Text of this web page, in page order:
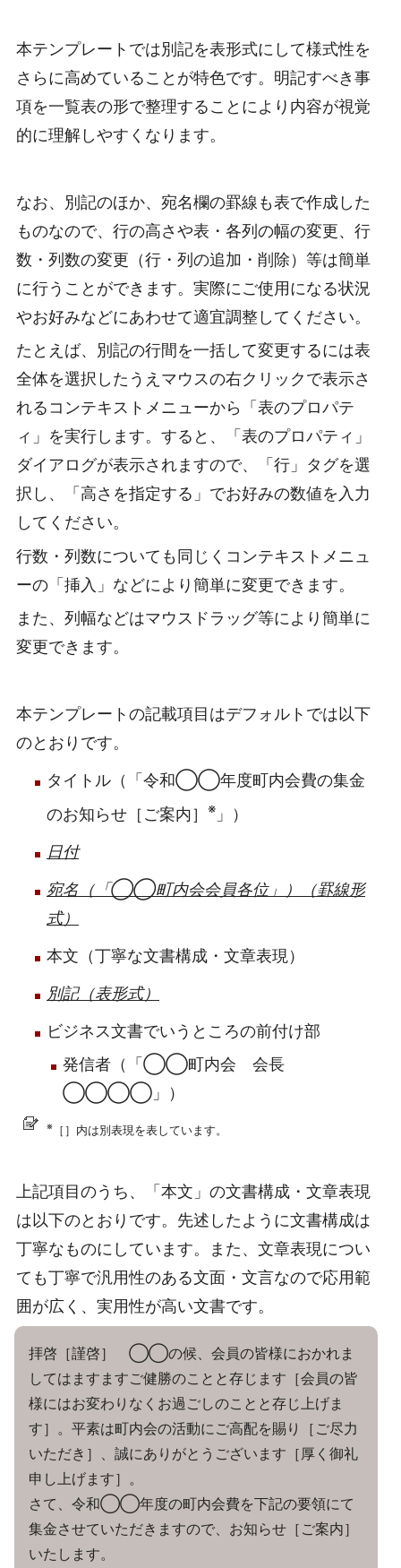
本テンプレートでは別記を表形式にして様式性を
さらに高めていることが特色です。明記すべき事
項を一覧表の形で整理することにより内容が視覚
的に理解しやすくなります。
なお、別記のほか、宛名欄の罫線も表で作成した
ものなので、行の高さや表・各列の幅の変更、行
数・列数の変更（行・列の追加・削除）等は簡単
に行うことができます。実際にご使用になる状況
やお好みなどにあわせて適宜調整してください。
たとえば、別記の行間を一括して変更するには表
全体を選択したうえマウスの右クリックで表示さ
れるコンテキストメニューから「表のプロパテ
ィ」を実行します。すると、「表のプロパティ」
ダイアログが表示されますので、「行」タグを選
択し、「高さを指定する」でお好みの数値を入力
してください。
行数・列数についても同じくコンテキストメニュ
ーの「挿入」などにより簡単に変更できます。
また、列幅などはマウスドラッグ等により簡単に
変更できます。
本テンプレートの記載項目はデフォルトでは以下
のとおりです。
タイトル（「令和◯◯年度町内会費の集金
のお知らせ［ご案内］
※ 」）
日付
宛名（「◯◯町内会会員各位」）（罫線形
式）
本文（丁寧な文書構成・文章表現）
別記（表形式）
ビジネス文書でいうところの前付け部
発信者（「◯◯町内会 会長
◯◯◯◯」）
※ ［］内は別表現を表しています。
上記項目のうち、「本文」の文書構成・文章表現
は以下のとおりです。先述したように文書構成は
丁寧なものにしています。また、文章表現につい
ても丁寧で汎用性のある文面・文言なので応用範
囲が広く、実用性が高い文書です。
拝啓［謹啓］ ◯◯の候、会員の皆様におかれま
してはますますご健勝のことと存じます［会員の皆
様にはお変わりなくお過ごしのことと存じ上げま
す］。平素は町内会の活動にご高配を賜り［ご尽力
いただき］、誠にありがとうございます［厚く御礼
申し上げます］。
さて、令和◯◯年度の町内会費を下記の要領にて
集金させていただきますので、お知らせ［ご案内］
いたします。